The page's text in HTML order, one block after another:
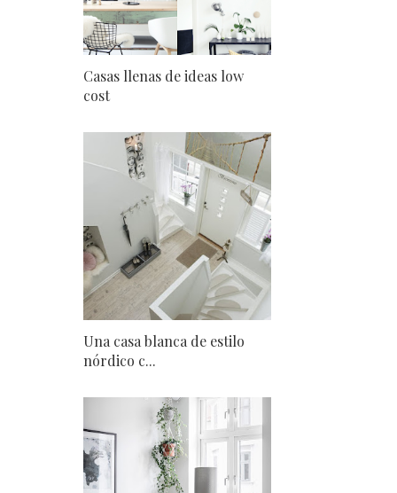
Casas llenas de ideas low
cost
Una casa blanca de estilo
nórdico c...